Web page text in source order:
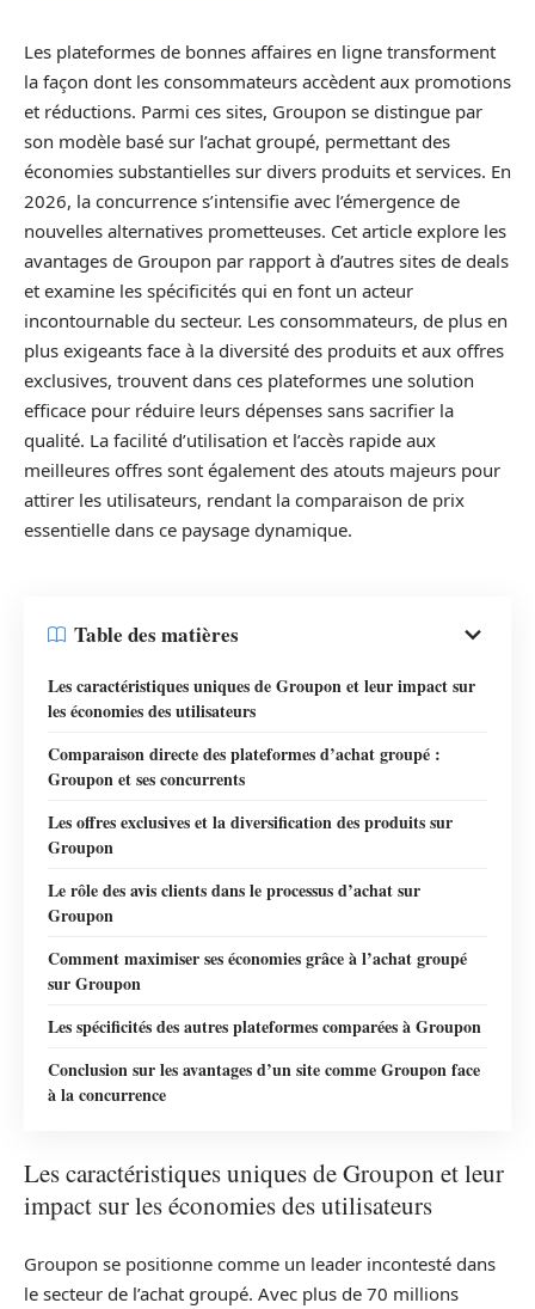
Les plateformes de bonnes affaires en ligne transforment
la façon dont les consommateurs accèdent aux promotions
et réductions. Parmi ces sites, Groupon se distingue par
son modèle basé sur l’achat groupé, permettant des
économies substantielles sur divers produits et services. En
2026, la concurrence s’intensifie avec l’émergence de
nouvelles alternatives prometteuses. Cet article explore les
avantages de Groupon par rapport à d’autres sites de deals
et examine les spécificités qui en font un acteur
incontournable du secteur. Les consommateurs, de plus en
plus exigeants face à la diversité des produits et aux offres
exclusives, trouvent dans ces plateformes une solution
efficace pour réduire leurs dépenses sans sacrifier la
qualité. La facilité d’utilisation et l’accès rapide aux
meilleures offres sont également des atouts majeurs pour
attirer les utilisateurs, rendant la comparaison de prix
essentielle dans ce paysage dynamique.
Table des matières
Les caractéristiques uniques de Groupon et leur impact sur
les économies des utilisateurs
Comparaison directe des plateformes d’achat groupé :
Groupon et ses concurrents
Les offres exclusives et la diversification des produits sur
Groupon
Le rôle des avis clients dans le processus d’achat sur
Groupon
Comment maximiser ses économies grâce à l’achat groupé
sur Groupon
Les spécificités des autres plateformes comparées à Groupon
Conclusion sur les avantages d’un site comme Groupon face
à la concurrence
Les caractéristiques uniques de Groupon et leur
impact sur les économies des utilisateurs
Groupon se positionne comme un leader incontesté dans
le secteur de l’achat groupé. Avec plus de 70 millions